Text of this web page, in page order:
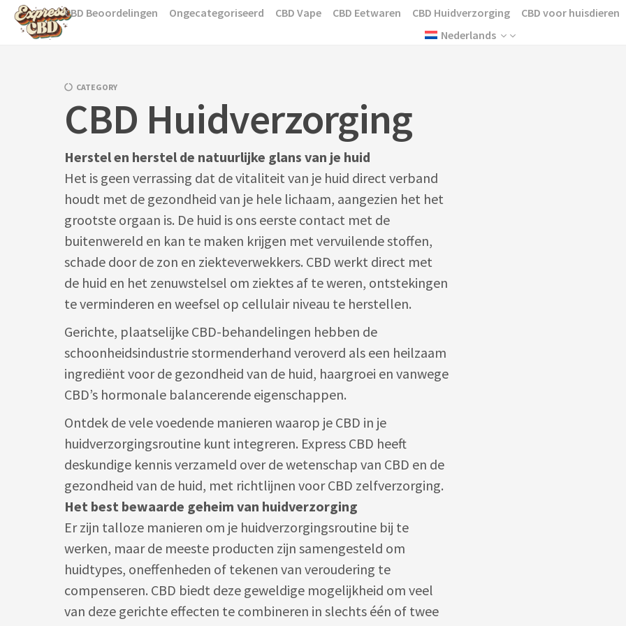
Skip
CBD Beoordelingen Ongecategoriseerd CBD Vape CBD Eetwaren CBD Huidverzorging
CBD voor huisdieren
Nederlands
CATEGORY
CBD Huidverzorging
Herstel en herstel de natuurlijke glans van je huid
Het is geen verrassing dat de vitaliteit van je huid direct verband
houdt met de gezondheid van je hele lichaam, aangezien het het
grootste orgaan is. De huid is ons eerste contact met de
buitenwereld en kan te maken krijgen met vervuilende stoffen,
schade door de zon en ziekteverwekkers. CBD werkt direct met
de huid en het zenuwstelsel om ziektes af te weren, ontstekingen
te verminderen en weefsel op cellulair niveau te herstellen.
Gerichte, plaatselijke CBD-behandelingen hebben de
schoonheidsindustrie stormenderhand veroverd als een heilzaam
ingrediënt voor de gezondheid van de huid, haargroei en vanwege
CBD’s hormonale balancerende eigenschappen.
Ontdek de vele voedende manieren waarop je CBD in je
huidverzorgingsroutine kunt integreren. Express CBD heeft
deskundige kennis verzameld over de wetenschap van CBD en de
gezondheid van de huid, met richtlijnen voor CBD zelfverzorging.
Het best bewaarde geheim van huidverzorging
Er zijn talloze manieren om je huidverzorgingsroutine bij te
werken, maar de meeste producten zijn samengesteld om
huidtypes, oneffenheden of tekenen van veroudering te
compenseren. CBD biedt deze geweldige mogelijkheid om veel
van deze gerichte effecten te combineren in slechts één of twee